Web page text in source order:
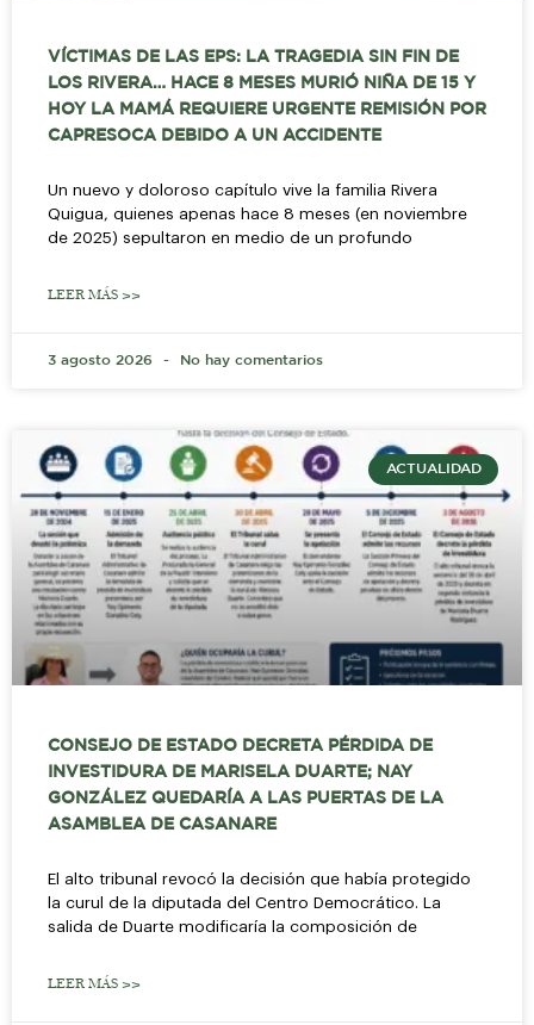
VÍCTIMAS DE LAS EPS: LA TRAGEDIA SIN FIN DE
LOS RIVERA… HACE 8 MESES MURIÓ NIÑA DE 15 Y
HOY LA MAMÁ REQUIERE URGENTE REMISIÓN POR
CAPRESOCA DEBIDO A UN ACCIDENTE
Un nuevo y doloroso capítulo vive la familia Rivera
Quigua, quienes apenas hace 8 meses (en noviembre
de 2025) sepultaron en medio de un profundo
LEER MÁS >>
3 agosto 2026 No hay comentarios
ACTUALIDAD
CONSEJO DE ESTADO DECRETA PÉRDIDA DE
INVESTIDURA DE MARISELA DUARTE; NAY
GONZÁLEZ QUEDARÍA A LAS PUERTAS DE LA
ASAMBLEA DE CASANARE
El alto tribunal revocó la decisión que había protegido
la curul de la diputada del Centro Democrático. La
salida de Duarte modificaría la composición de
LEER MÁS >>